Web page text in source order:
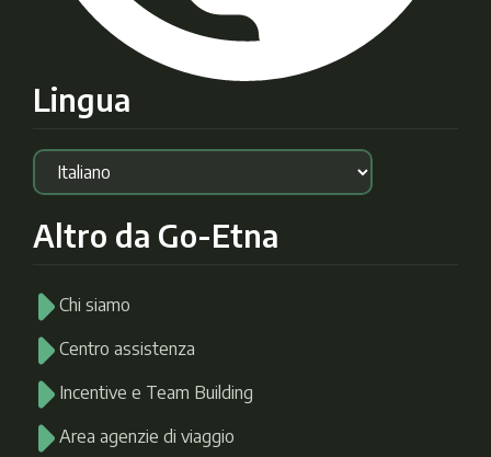
Lingua
Altro da Go-Etna
Chi siamo
Centro assistenza
Incentive e Team Building
Area agenzie di viaggio